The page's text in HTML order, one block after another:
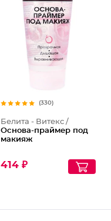
(330)
Белита - Витекс /
Основа-праймер под
макияж
414 ₽